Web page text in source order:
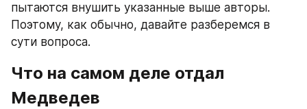
пытаются внушить указанные выше авторы.
Поэтому, как обычно, давайте разберемся в
сути вопроса.
Что на самом деле отдал
Медведев